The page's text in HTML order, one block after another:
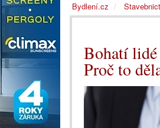
Bohatí lidé
Proč to
Bydlení.cz